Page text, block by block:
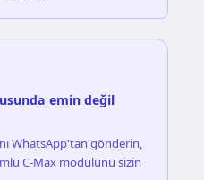
emin değil
WhatsApp'tan gönderin,
C-Max modülünü sizin